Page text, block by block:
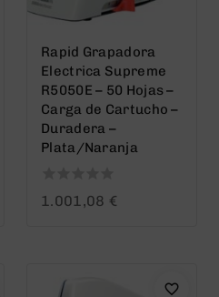
Rapid Grapadora
Electrica Supreme
R5050E – 50 Hojas –
Carga de Cartucho –
Duradera –
Plata/Naranja
01.001,08 €